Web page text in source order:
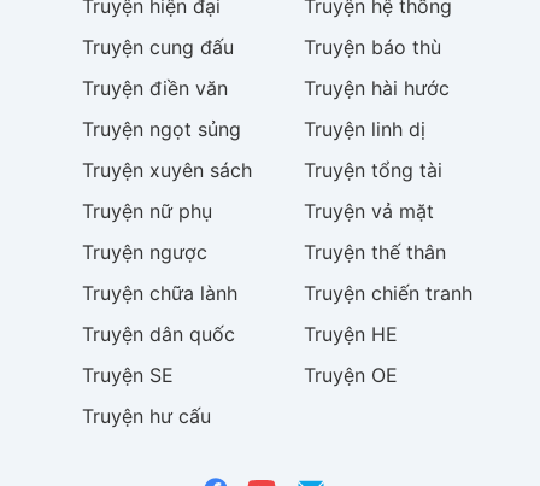
Truyện hiện đại Truyện hệ thống
Truyện cung đấu Truyện báo thù
Truyện điền văn Truyện hài hước
Truyện ngọt sủng Truyện linh dị
Truyện xuyên sách Truyện tổng tài
Truyện nữ phụ Truyện vả mặt
Truyện ngược Truyện thế thân
Truyện chữa lành Truyện chiến tranh
Truyện dân quốc Truyện HE
Truyện SE Truyện OE
Truyện hư cấu